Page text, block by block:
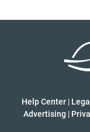
Help Center |
Advertising |